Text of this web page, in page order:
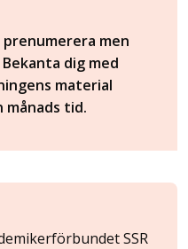
men
dig med
material
månads tid.
SSR